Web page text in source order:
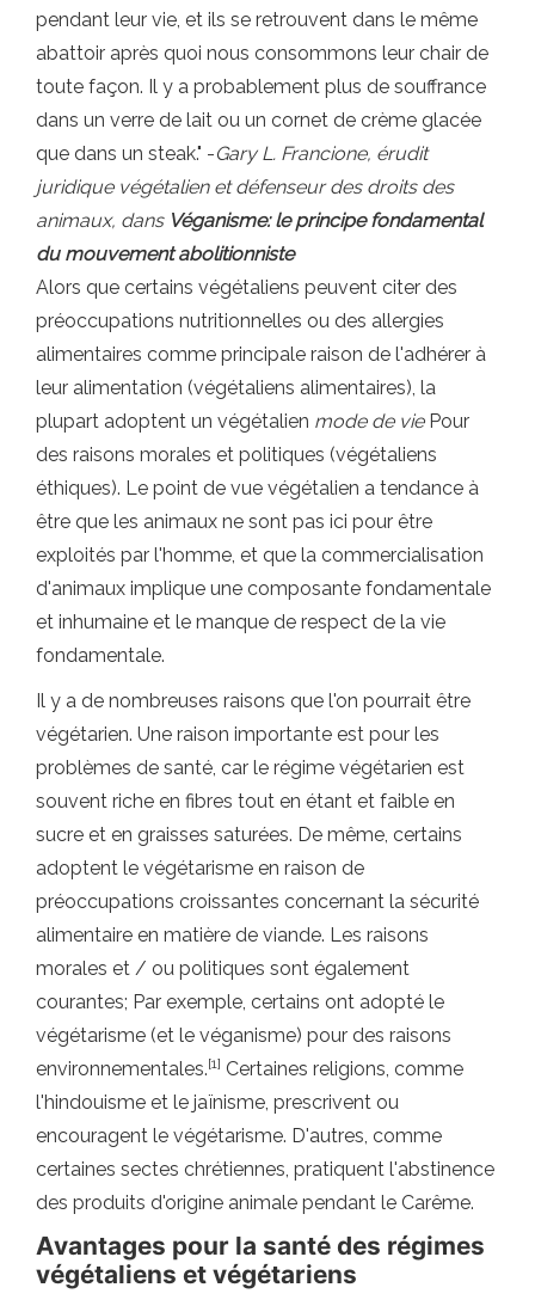
pendant leur vie, et ils se retrouvent dans le même
abattoir après quoi nous consommons leur chair de
toute façon. Il y a probablement plus de souffrance
dans un verre de lait ou un cornet de crème glacée
que dans un steak." -Gary L. Francione, érudit
juridique végétalien et défenseur des droits des
animaux, dans Véganisme: le principe fondamental
du mouvement abolitionniste
Alors que certains végétaliens peuvent citer des
préoccupations nutritionnelles ou des allergies
alimentaires comme principale raison de l'adhérer à
leur alimentation (végétaliens alimentaires), la
plupart adoptent un végétalien mode de viePour
des raisons morales et politiques (végétaliens
éthiques). Le point de vue végétalien a tendance à
être que les animaux ne sont pas ici pour être
exploités par l'homme, et que la commercialisation
d'animaux implique une composante fondamentale
et inhumaine et le manque de respect de la vie
fondamentale.
Il y a de nombreuses raisons que l'on pourrait être
végétarien. Une raison importante est pour les
problèmes de santé, car le régime végétarien est
souvent riche en fibres tout en étant et faible en
sucre et en graisses saturées. De même, certains
adoptent le végétarisme en raison de
préoccupations croissantes concernant la sécurité
alimentaire en matière de viande. Les raisons
morales et / ou politiques sont également
courantes; Par exemple, certains ont adopté le
végétarisme (et le véganisme) pour des raisons
environnementales.[1] Certaines religions, comme
l'hindouisme et le jaïnisme, prescrivent ou
encouragent le végétarisme. D'autres, comme
certaines sectes chrétiennes, pratiquent l'abstinence
des produits d'origine animale pendant le Carême.
Avantages pour la santé des régimes
végétaliens et végétariens